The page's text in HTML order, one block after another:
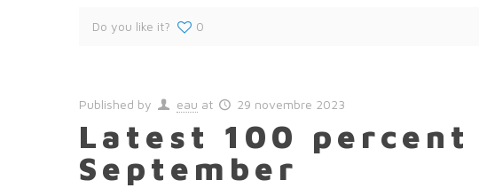
Do you like it? 0
Published by eau at 29 novembre 2023
Latest 100
September